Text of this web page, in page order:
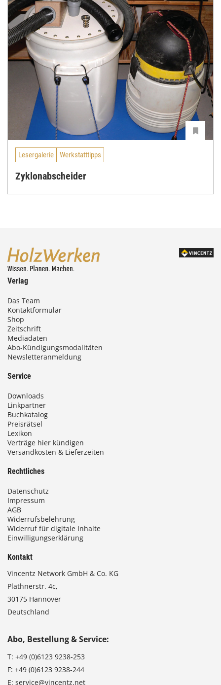
Lesergalerie Werkstatttipps
Zyklonabscheider
Verlag
Das Team
Kontaktformular
Shop
Zeitschrift
Mediadaten
Abo-Kündigungsmodalitäten
Newsletteranmeldung
Service
Downloads
Linkpartner
Buchkatalog
Preisrätsel
Lexikon
Verträge hier kündigen
Versandkosten & Lieferzeiten
Rechtliches
Datenschutz
Impressum
AGB
Widerrufsbelehrung
Widerruf für digitale Inhalte
Einwilligungserklärung
Kontakt
Vincentz Network GmbH & Co. KG
Plathnerstr. 4c,
30175 Hannover
Deutschland
Abo, Bestellung & Service:
T: +49 (0)6123 9238-253
F: +49 (0)6123 9238-244
E: service@vincentz.net